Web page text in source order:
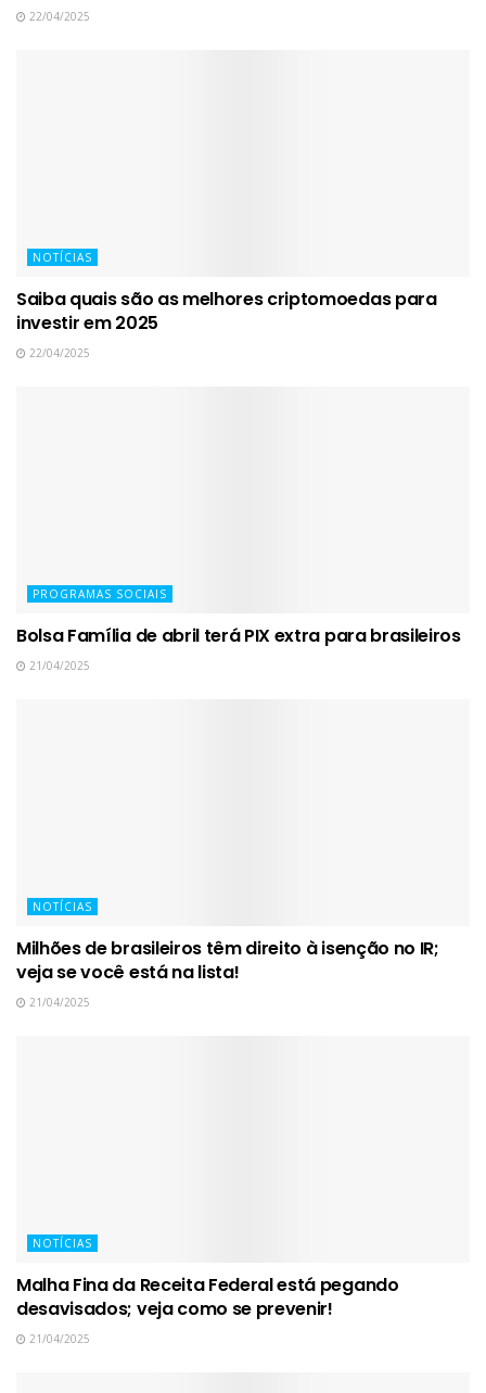
22/04/2025
NOTÍCIAS
Saiba quais são as melhores criptomoedas para
investir em 2025
22/04/2025
PROGRAMAS SOCIAIS
Bolsa Família de abril terá PIX extra para brasileiros
21/04/2025
NOTÍCIAS
Milhões de brasileiros têm direito à isenção no IR;
veja se você está na lista!
21/04/2025
NOTÍCIAS
Malha Fina da Receita Federal está pegando
desavisados; veja como se prevenir!
21/04/2025